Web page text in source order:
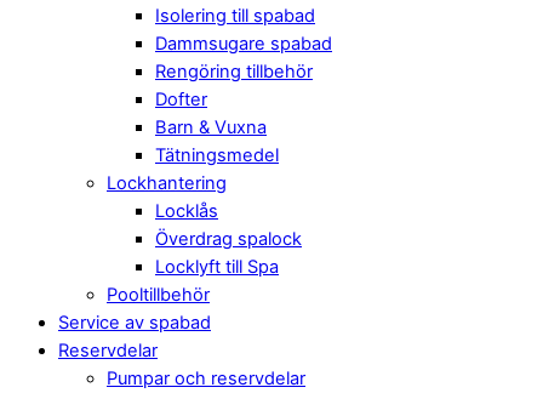
Isolering till spabad
Dammsugare spabad
Rengöring tillbehör
Dofter
Barn & Vuxna
Tätningsmedel
Lockhantering
Locklås
Överdrag spalock
Locklyft till Spa
Pooltillbehör
Service av spabad
Reservdelar
Pumpar och reservdelar